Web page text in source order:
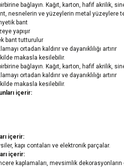
bağlayın. Kağıt, karton, hafif akrilik,
nesnelerin ve yüzeylerin metal yüzeylere
bant
yapışır
bant tutturulur
ortadan kaldırır ve dayanıklılığı artırır
makasla kesilebilir.
bağlayın. Kağıt, karton, hafif akrilik,
ortadan kaldırır ve dayanıklılığı artırır
makasla kesilebilir.
içerir:
içerir:
kapı contaları ve elektronik parçalar.
içerir:
kaplamaları, mevsimlik